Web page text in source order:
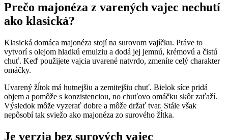
Prečo majonéza z varených vajec nechutí
ako klasická?
Klasická domáca majonéza stojí na surovom vajíčku. Práve to
vytvorí s olejom hladkú emulziu a dodá jej jemnú, krémovú a čistú
chuť. Keď použijete vajcia uvarené natvrdo, zmeníte celý charakter
omáčky.
Uvarený žĺtok má hutnejšiu a zemitejšiu chuť. Bielok síce pridá
objem a pomôže s konzistenciou, no chuťovo omáčku skôr zaťaží.
Výsledok môže vyzerať dobre a môže držať tvar. Stále však
nepôsobí tak sviežo ako majonéza zo surového žĺtka.
Je verzia bez surových vajec